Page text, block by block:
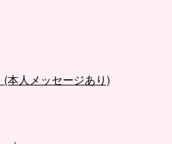
本人メッセージあり)